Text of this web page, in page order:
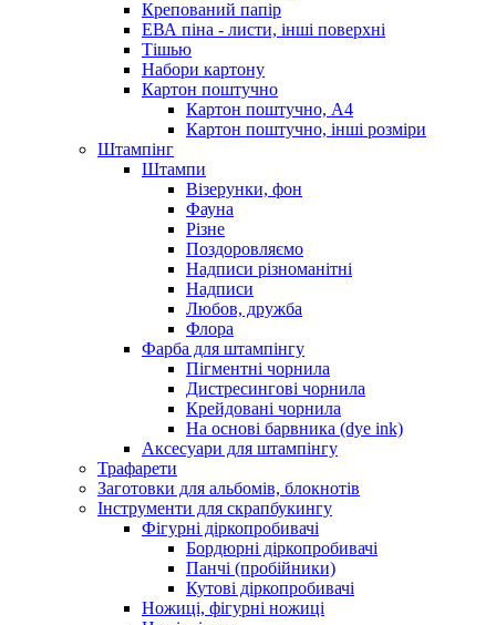
Крепований папір
ЕВА піна - листи, інші поверхні
Тішью
Набори картону
Картон поштучно
Картон поштучно, А4
Картон поштучно, інші розміри
Штампінг
Штампи
Візерунки, фон
Фауна
Різне
Поздоровляємо
Надписи різноманітні
Надписи
Любов, дружба
Флора
Фарба для штампінгу
Пігментні чорнила
Дистресингові чорнила
Крейдовані чорнила
На основі барвника (dye ink)
Аксесуари для штампінгу
Трафарети
Заготовки для альбомів, блокнотів
Інструменти для скрапбукингу
Фігурні діркопробивачі
Бордюрні діркопробивачі
Панчі (пробійники)
Кутові діркопробивачі
Ножиці, фігурні ножиці